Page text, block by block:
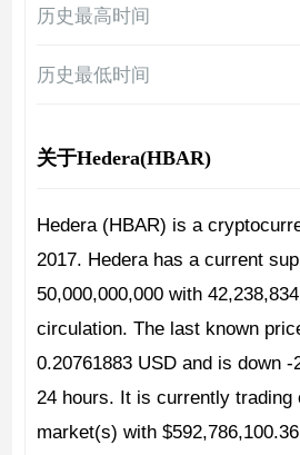
历史最高时间
历史最低时间
关于Hedera(HBAR)
Hedera (HBAR) is a
2017. Hedera has a current
50,000,000,000 with
circulation. The last known
0.20761883 USD and is down
24 hours. It is currently trading
market(s) with